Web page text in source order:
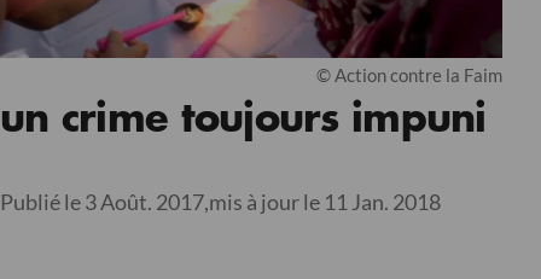
© Action contre la Faim
un crime toujours impuni
Publié le 3 Août. 2017,mis à jour le 11 Jan. 2018